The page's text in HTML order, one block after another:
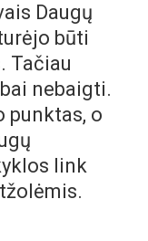
Daugų
būti
Tačiau
nebaigti.
punktas, o
link